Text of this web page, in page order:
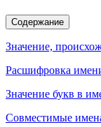
Содержание
Значение,
Расшифровка
Значение букв в
Совместимые